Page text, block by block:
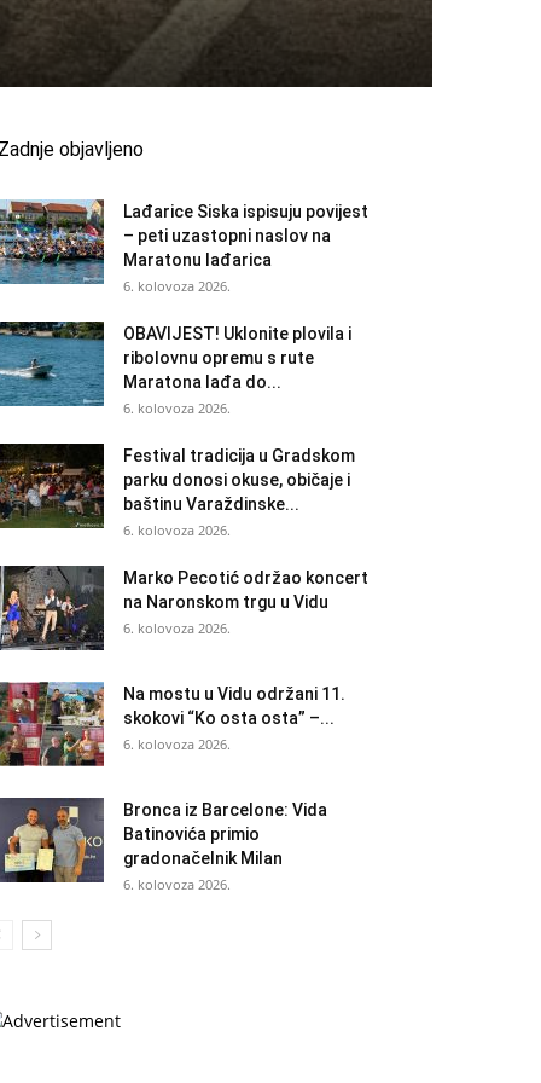
objavljeno
Lađarice Siska ispisuju povijest
– peti uzastopni naslov na
Maratonu lađarica
6. kolovoza 2026.
OBAVIJEST! Uklonite plovila i
ribolovnu opremu s rute
Maratona lađa do...
6. kolovoza 2026.
Festival tradicija u Gradskom
parku donosi okuse, običaje i
baštinu Varaždinske...
6. kolovoza 2026.
Marko Pecotić održao koncert
na Naronskom trgu u Vidu
6. kolovoza 2026.
Na mostu u Vidu održani 11.
skokovi “Ko osta osta” –...
6. kolovoza 2026.
Bronca iz Barcelone: Vida
Batinovića primio
gradonačelnik Milan
6. kolovoza 2026.